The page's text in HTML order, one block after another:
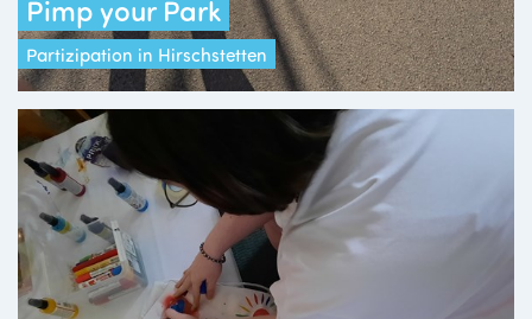
Pimp your Park
Partizipation in Hirschstetten